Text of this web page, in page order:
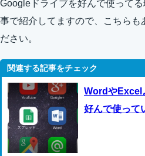
Googleドライブを好んで使って
事で紹介してますので、こちらも
ださい。
WordやExcel
好んで使って